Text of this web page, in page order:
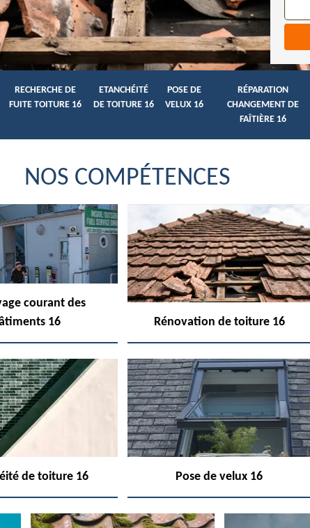
RECHERCHE DE
FUITE TOITURE 16
ETANCHÉITÉ
DE TOITURE 16
POSE DE
VELUX 16
RÉPARATION
CHANGEMENT DE
FAÎTIÈRE 16
NOS COMPÉTENCES
courant des
16
Rénovation de toiture 16
de toiture 16 Pose de velux 16